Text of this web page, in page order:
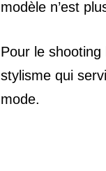
modèle n’est
Pour le
stylisme qui
mode.